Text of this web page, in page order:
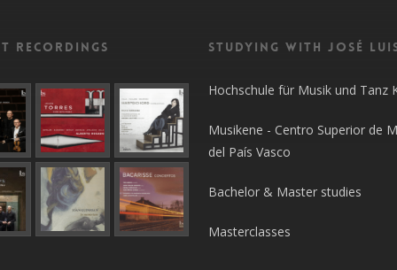
recordings Studying with José
Hochschule für Musik und Tanz
Musikene - Centro Superior de
del País Vasco
Bachelor & Master studies
Masterclasses